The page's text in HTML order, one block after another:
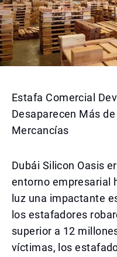
Estafa Comercial
Desaparecen Más
Mercancías
Dubái Silicon Oasis
entorno empresarial
luz una impactante
los estafadores
superior a 12
víctimas, los